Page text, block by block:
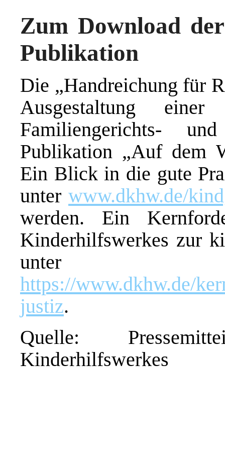
Zum Download
Publikation
Die „Handreichung für
Ausgestaltung
Familiengerichts-
Publikation „Auf dem
Ein Blick in die gute
unter www.dkhw.de/
werden. Ein
Kinderhilfswerkes zur
unter
https://www.dkhw.de/
justiz.
Quelle:
Kinderhilfswerkes